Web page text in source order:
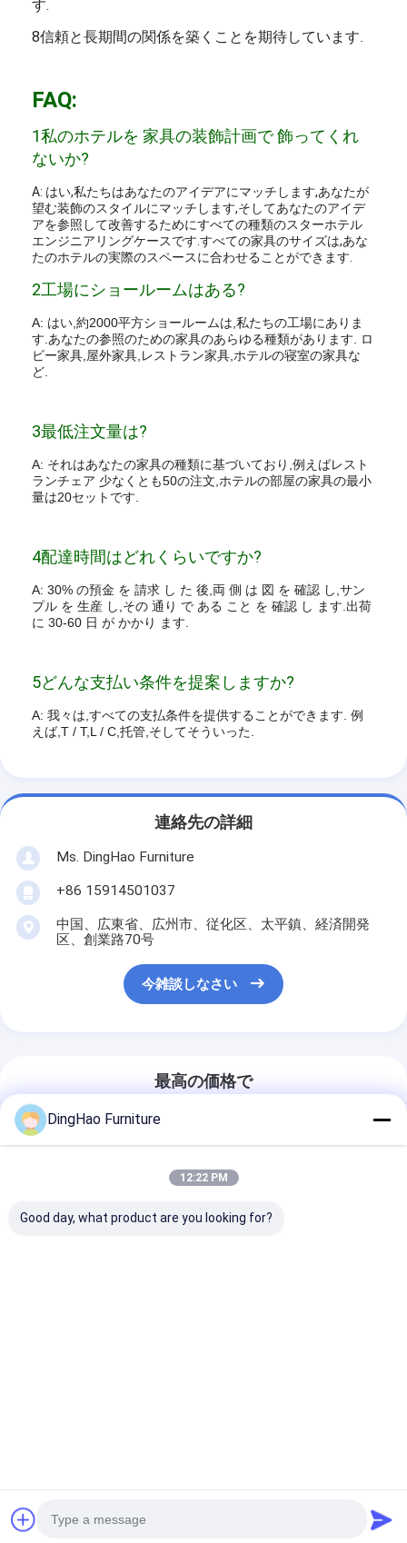
す.
8信頼と長期間の関係を築くことを期待しています
FAQ:
1私のホテルを 家具の装飾計画で 飾ってくれ
ないか?
A: はい,私たちはあなたのアイデアにマッチします,あなたが
望む装飾のスタイルにマッチします,そしてあなたのアイデ
アを参照して改善するためにすべての種類のスターホテル
エンジニアリングケースです.すべての家具のサイズは,あな
たのホテルの実際のスペースに合わせることができます.
2工場にショールームはある?
A: はい,約2000平方ショールームは,私たちの工場にありま
す.あなたの参照のための家具のあらゆる種類があります. ロ
ビー家具,屋外家具,レストラン家具,ホテルの寝室の家具な
ど.
3最低注文量は?
A: それはあなたの家具の種類に基づいており,例えばレスト
ランチェア 少なくとも50の注文,ホテルの部屋の家具の最小
量は20セットです.
4配達時間はどれくらいですか?
A: 30% の預金 を 請求 し た 後,両 側 は 図 を 確認 し,サン
プル を 生産 し,その 通り で ある こと を 確認 し ます.出荷
に 30-60 日 が かかり ます.
5どんな支払い条件を提案しますか?
A: 我々は,すべての支払条件を提供することができます. 例
えば,T / T,L / C,托管,そしてそういった.
連絡先の詳細
Ms. DingHao Furniture
+86 15914501037
中国、広東省、広州市、従化区、太平鎮、経済開発
区、創業路70号
今雑談しなさい
最高の価格で
OEM/ODM オーダーメイド 家具
布団 長ソファ リビングルームの
DingHao Furniture
12:22 PM
Good day, what product are you looking for?